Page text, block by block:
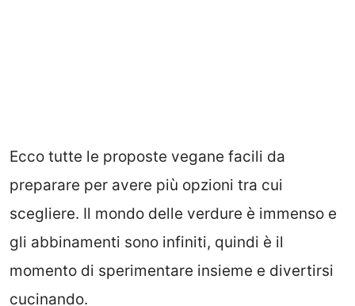
Ecco tutte le proposte vegane facili da
preparare per avere più opzioni tra cui
scegliere. Il mondo delle verdure è immenso e
gli abbinamenti sono infiniti, quindi è il
momento di sperimentare insieme e divertirsi
cucinando.